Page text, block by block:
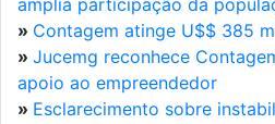
amplia participação da
» Contagem atinge U$$ 385
» Jucemg reconhece
apoio ao empreendedor
» Esclarecimento sobre